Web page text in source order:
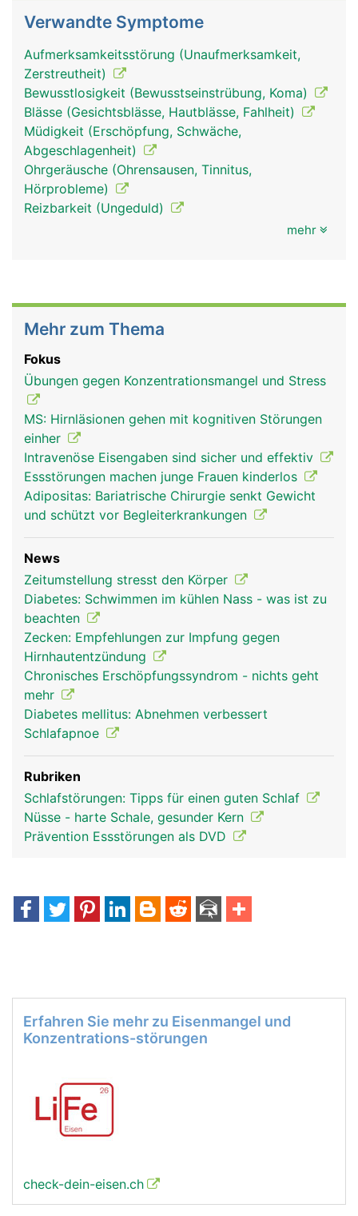
Verwandte Symptome
Aufmerksamkeitsstörung (Unaufmerksamkeit,
Zerstreutheit)
Bewusstlosigkeit (Bewusstseinstrübung, Koma)
Blässe (Gesichtsblässe, Hautblässe, Fahlheit)
Müdigkeit (Erschöpfung, Schwäche,
Abgeschlagenheit)
Ohrgeräusche (Ohrensausen, Tinnitus,
Hörprobleme)
Reizbarkeit (Ungeduld)
mehr
Mehr zum Thema
Fokus
Übungen gegen Konzentrationsmangel und Stress
MS: Hirnläsionen gehen mit kognitiven Störungen
einher
Intravenöse Eisengaben sind sicher und effektiv
Essstörungen machen junge Frauen kinderlos
Adipositas: Bariatrische Chirurgie senkt Gewicht
und schützt vor Begleiterkrankungen
News
Zeitumstellung stresst den Körper
Diabetes: Schwimmen im kühlen Nass - was ist zu
beachten
Zecken: Empfehlungen zur Impfung gegen
Hirnhautentzündung
Chronisches Erschöpfungssyndrom - nichts geht
mehr
Diabetes mellitus: Abnehmen verbessert
Schlafapnoe
Rubriken
Schlafstörungen: Tipps für einen guten Schlaf
Nüsse - harte Schale, gesunder Kern
Prävention Essstörungen als DVD
Erfahren Sie mehr zu Eisenmangel und
Konzentrations-störungen
check-dein-eisen.ch